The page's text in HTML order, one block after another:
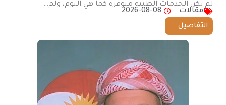
لم تكن الخدمات الطبية متوفرة كما هي اليوم، ولم…
مقالات
2026-08-08
التفاصيل ...